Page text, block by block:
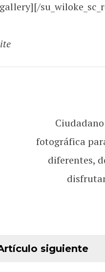
fotográfica
diferentes,
siguiente